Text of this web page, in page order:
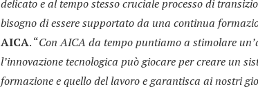
delicato e al tempo stesso cruciale processo di
bisogno di essere supportato da una continua
AICA. “Con AICA da tempo puntiamo a stimolare
l’innovazione tecnologica può giocare per creare un
formazione e quello del lavoro e garantisca ai nostri